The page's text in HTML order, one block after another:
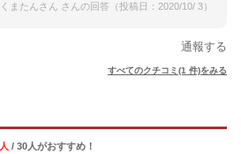
くまたんさん さんの回答（投稿日：2020/10/ 3）
通報する
すべてのクチコミ(1 件)をみる
人 / 30人がおすすめ！